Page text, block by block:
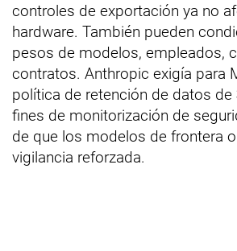
controles de exportación ya no
hardware. También pueden
pesos de modelos, empleados,
contratos. Anthropic exigía para
política de retención de datos de
fines de monitorización de
de que los modelos de frontera
vigilancia reforzada.